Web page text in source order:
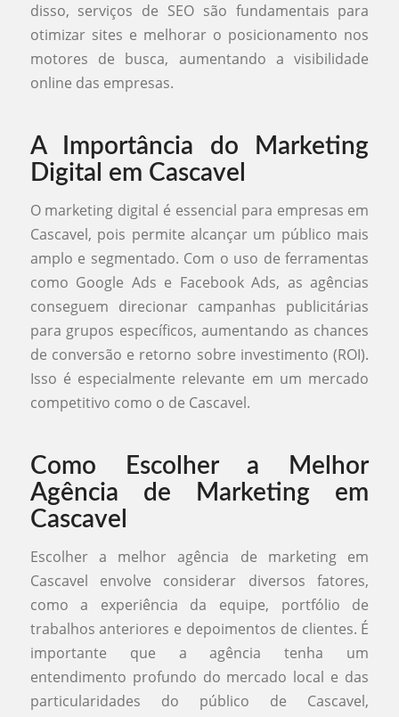
disso, serviços de SEO são fundamentais para
otimizar sites e melhorar o posicionamento nos
motores de busca, aumentando a visibilidade
online das empresas.
A Importância do Marketing
Digital em Cascavel
O marketing digital é essencial para empresas em
Cascavel, pois permite alcançar um público mais
amplo e segmentado. Com o uso de ferramentas
como Google Ads e Facebook Ads, as agências
conseguem direcionar campanhas publicitárias
para grupos específicos, aumentando as chances
de conversão e retorno sobre investimento (ROI).
Isso é especialmente relevante em um mercado
competitivo como o de Cascavel.
Como Escolher a Melhor
Agência de Marketing em
Cascavel
Escolher a melhor agência de marketing em
Cascavel envolve considerar diversos fatores,
como a experiência da equipe, portfólio de
trabalhos anteriores e depoimentos de clientes. É
importante que a agência tenha um
entendimento profundo do mercado local e das
particularidades do público de Cascavel,